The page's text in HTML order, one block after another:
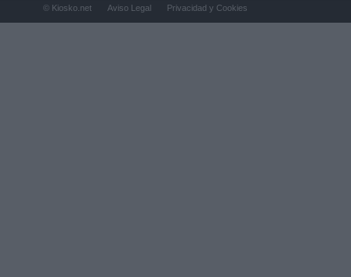
© Kiosko.net Aviso Legal Privacidad y Cookies